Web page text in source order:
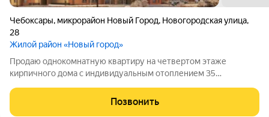
Чебоксары, микрорайон Новый Город, Новогородская улица,
28
Жилой район «Новый город»
Продаю однокомнатную квартиру на четвертом этаже
кирпичного дома с индивидуальным отоплением 35
сады,клиники,магазины,остановки в шаговой доступности.
Позвонить